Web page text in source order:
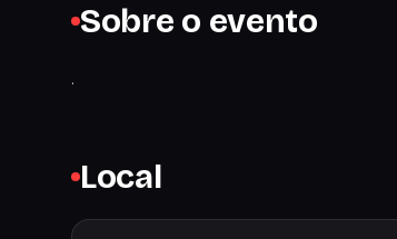
Sobre o evento
.
Local